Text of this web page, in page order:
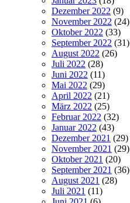
Dezember 2022 (9)
November 2022 (24)
Oktober 2022 (33)
September 2022 (31)
August 2022 (26)
Juli 2022 (28)
Juni 2022 (11)
Mai 2022 (29)
April 2022 (21)
März 2022 (25)
Februar 2022 (32)
Januar 2022 (43)
Dezember 2021 (29)
November 2021 (29)
Oktober 2021 (20)
September 2021 (36)
August 2021 (28)
Juli 2021 (11)